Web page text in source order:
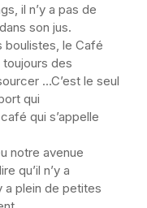
il n’y a pas de
son jus.
boulistes, le Café
des
…C’est le seul
qui
qui s’appelle
notre avenue
qu’il n’y a
a plein de petites